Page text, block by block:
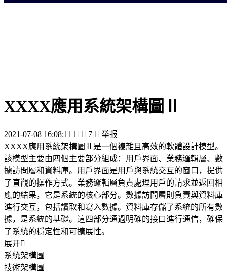
XXXX應用系統架構圖Ⅱ
2021-07-08 16:08:11   7  举报
XXXX應用系統架構圖Ⅱ是一個複雜且高效的軟體設計模型。
該模型主要由四個主要部分組成：用戶界面、業務邏輯層、數
據訪問層和資料庫。用戶界面是用戶與系統交互的窗口，提供
了直觀的操作方式。業務邏輯層負責處理用戶的請求並返回相
應的結果，它是系統的核心部分。數據訪問層則負責與資料庫
進行交互，包括讀取和寫入數據。資料庫存儲了系統的所有數
據，是系統的基礎。這四部分通過明確的接口進行通信，確保
了系統的穩定性和可擴展性。
展开
系統架構圖
技術架構圖